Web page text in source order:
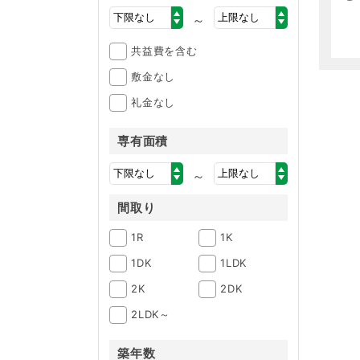
～
共益費を含む
敷金なし
礼金なし
専有面積
～
間取り
1R
1K
1DK
1LDK
2K
2DK
2LDK～
築年数